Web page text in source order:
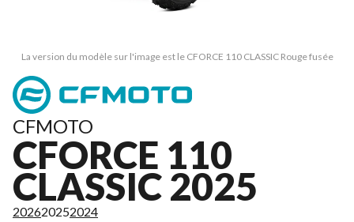
La version du modèle sur l'image est le CFORCE 110 CLASSIC Rouge fusée
CFMOTO
CFORCE 110
CLASSIC 2025
202620252024